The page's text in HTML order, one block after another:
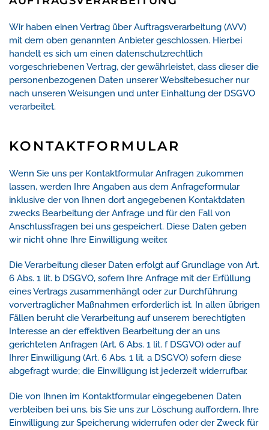
Wir haben einen Vertrag über Auftragsverarbeitung (AVV)
mit dem oben genannten Anbieter geschlossen. Hierbei
handelt es sich um einen datenschutzrechtlich
vorgeschriebenen Vertrag, der gewährleistet, dass dieser die
personenbezogenen Daten unserer Websitebesucher nur
nach unseren Weisungen und unter Einhaltung der DSGVO
verarbeitet.
KONTAKTFORMULAR
Wenn Sie uns per Kontaktformular Anfragen zukommen
lassen, werden Ihre Angaben aus dem Anfrageformular
inklusive der von Ihnen dort angegebenen Kontaktdaten
zwecks Bearbeitung der Anfrage und für den Fall von
Anschlussfragen bei uns gespeichert. Diese Daten geben
wir nicht ohne Ihre Einwilligung weiter.
Die Verarbeitung dieser Daten erfolgt auf Grundlage von Art.
6 Abs. 1 lit. b DSGVO, sofern Ihre Anfrage mit der Erfüllung
eines Vertrags zusammenhängt oder zur Durchführung
vorvertraglicher Maßnahmen erforderlich ist. In allen übrigen
Fällen beruht die Verarbeitung auf unserem berechtigten
Interesse an der effektiven Bearbeitung der an uns
gerichteten Anfragen (Art. 6 Abs. 1 lit. f DSGVO) oder auf
Ihrer Einwilligung (Art. 6 Abs. 1 lit. a DSGVO) sofern diese
abgefragt wurde; die Einwilligung ist jederzeit widerrufbar.
Die von Ihnen im Kontaktformular eingegebenen Daten
verbleiben bei uns, bis Sie uns zur Löschung auffordern, Ihre
Einwilligung zur Speicherung widerrufen oder der Zweck für